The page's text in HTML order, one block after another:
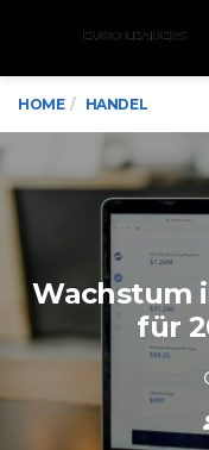
HOME HANDEL
Wachstum
für